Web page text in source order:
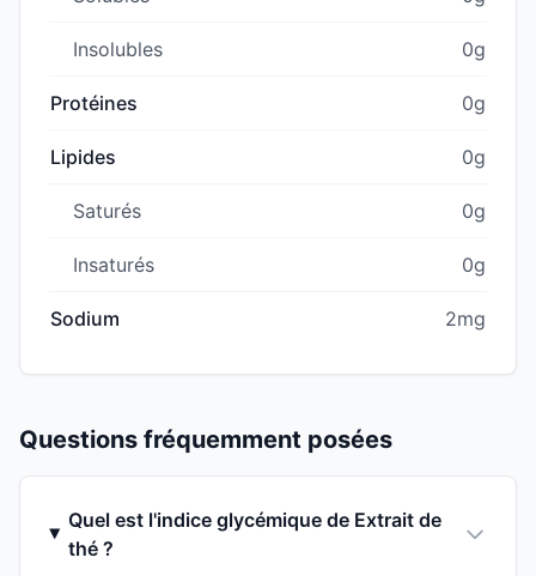
Insolubles 0g
Protéines 0g
Lipides 0g
Saturés 0g
Insaturés 0g
Sodium 2mg
Questions fréquemment posées
Quel est l'indice glycémique de Extrait de
thé ?